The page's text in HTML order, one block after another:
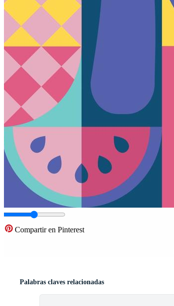
Compartir en Pinterest
Palabras claves relacionadas